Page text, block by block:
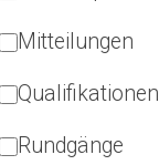
Mitteilungen
Qualifikationen
Rundgänge